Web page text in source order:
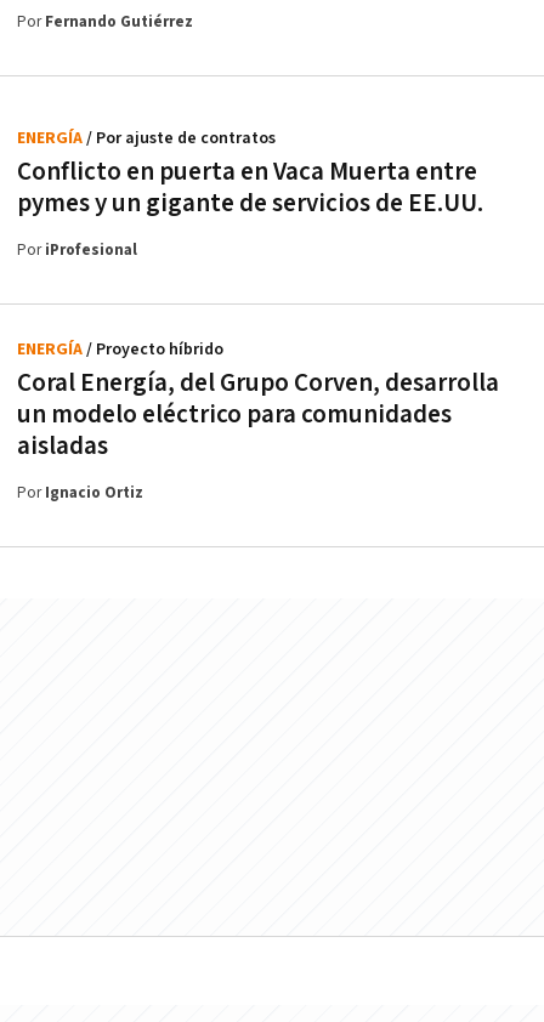
PorFernando Gutiérrez
Conflicto en puerta en Vaca Muerta entre
pymes y un gigante de servicios de EE.UU.
ENERGÍA/ Por ajuste de contratos
PoriProfesional
Coral Energía, del Grupo Corven, desarrolla
un modelo eléctrico para comunidades
aisladas
ENERGÍA/ Proyecto híbrido
PorIgnacio Ortiz